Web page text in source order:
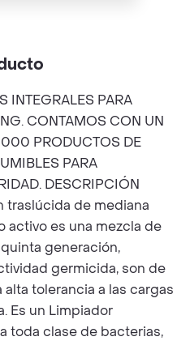
INTEGRALES PARA
CONTAMOS CON UN
PRODUCTOS DE
PARA
DESCRIPCIÓN
traslúcida de mediana
activo es una mezcla de
generación,
germicida, son de
tolerancia a las cargas
Es un Limpiador
toda clase de bacterias,